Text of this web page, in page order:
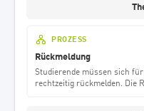
PROZESS
Rückmeldung
Studierende müssen sich
rechtzeitig rückmelden. Die